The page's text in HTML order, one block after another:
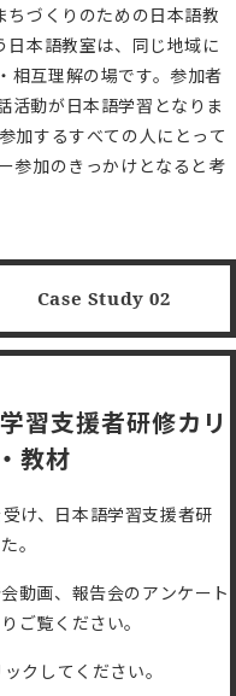
ちづくりのための日本語教
日本語教室は、同じ地域に
相互理解の場です。参加者
活動が日本語学習となりま
加するすべての人にとって
参加のきっかけとなると考
Case Study 02
習支援者研修カリ
教材
け、日本語学習支援者研
。
動画、報告会のアンケート
ご覧ください。
クしてください。